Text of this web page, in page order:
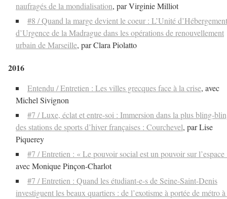
naufragés de la mondialisation, par Virginie Milliot
#8 / Quand la marge devient le coeur : L’Unité d’Hébergement
d’Urgence de la Madrague dans les opérations de renouvellement
urbain de Marseille, par Clara Piolatto
2016
Entendu / Entretien : Les villes grecques face à la crise, avec
Michel Sivignon
#7 / Luxe, éclat et entre-soi : Immersion dans la plus bling-
des stations de sports d’hiver françaises : Courchevel, par Lise
Piquerey
#7 / Entretien : « Le pouvoir social est un pouvoir sur l’espace
avec Monique Pinçon-Charlot
#7 / Entretien : Quand les étudiant-e-s de Seine-Saint-Denis
investiguent les beaux quartiers : de l’exotisme à portée de métro